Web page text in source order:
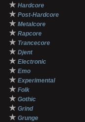
★ Hardcore
★ Post-Hardcore
★ Metalcore
★ Rapcore
★ Trancecore
★ Djent
★ Electronic
★ Emo
★ Experimental
★ Folk
★ Gothic
★ Grind
★ Grunge